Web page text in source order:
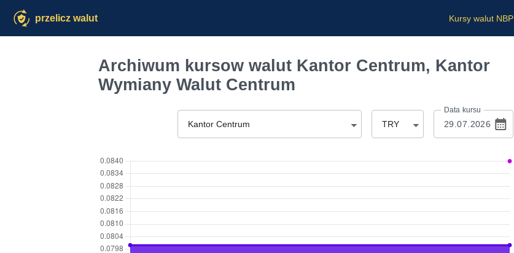
przelicz walut Kursy walut NBP
Archiwum kursow walut Kantor Centrum, Kantor
Wymiany Walut Centrum
Kantor Centrum TRY
Data kursu